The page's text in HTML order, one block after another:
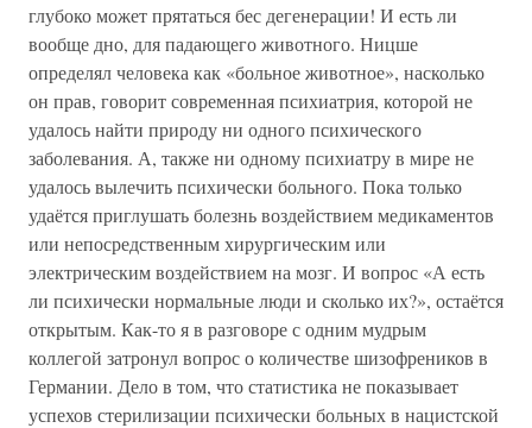
глубоко может прятаться бес дегенерации! И есть ли
вообще дно, для падающего животного. Ницше
определял человека как «больное животное», насколько
он прав, говорит современная психиатрия, которой не
удалось найти природу ни одного психического
заболевания. А, также ни одному психиатру в мире не
удалось вылечить психически больного. Пока только
удаётся приглушать болезнь воздействием медикаментов
или непосредственным хирургическим или
электрическим воздействием на мозг. И вопрос «А есть
ли психически нормальные люди и сколько их?», остаётся
открытым. Как-то я в разговоре с одним мудрым
коллегой затронул вопрос о количестве шизофреников в
Германии. Дело в том, что статистика не показывает
успехов стерилизации психически больных в нацистской